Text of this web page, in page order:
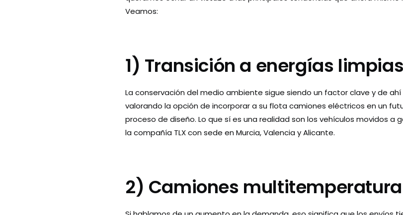
Veamos:
1) Transición a energías limpias
La conservación del medio ambiente sigue siendo un factor clave y de
valorando la opción de incorporar a su flota camiones eléctricos en un
proceso de diseño. Lo que sí es una realidad son los vehículos movidos a
la compañía TLX con sede en Murcia, Valencia y Alicante.
2) Camiones multitemperatura